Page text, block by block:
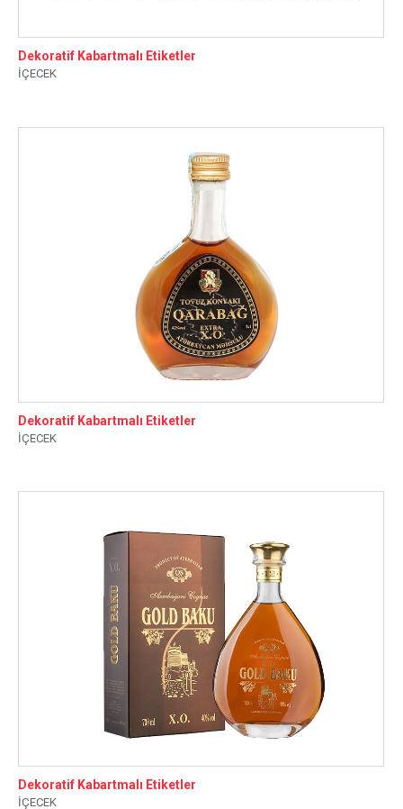
Dekoratif Kabartmalı Etiketler
İÇECEK
Dekoratif Kabartmalı Etiketler
İÇECEK
Dekoratif Kabartmalı Etiketler
İÇECEK